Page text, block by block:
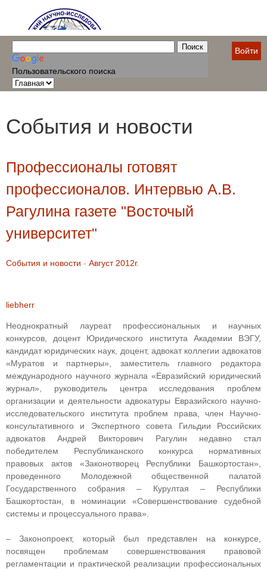
Пользовательского поиска
Войти
События и новости
Профессионалы готовят
профессионалов. Интервью А.В.
Рагулина газете "Восточый
университет"
События и новости - Август 2012г.
liebherr
Неоднократный лауреат профессиональных и научных
конкурсов, доцент Юридического института Академии ВЭГУ,
кандидат юридических наук, доцент, адвокат коллегии адвокатов
«Муратов и партнеры», заместитель главного редактора
международного научного журнала «Евразийский юридический
журнал», руководитель центра исследования проблем
организации и деятельности адвокатуры Евразийского научно-
исследовательского института проблем права, член Научно-
консультативного и Экспертного совета Гильдии Российских
адвокатов Андрей Викторович Рагулин недавно стал
победителем Республиканского конкурса нормативных
правовых актов «Законотворец Республики Башкортостан»,
проведенного Молодежной общественной палатой
Государственного собрания – Курултая – Республики
Башкортостан, в номинации «Совершенствование судебной
системы и процессуального права».
– Законопроект, который был представлен на конкурсе,
посвящен проблемам совершенствования правовой
регламентации и практической реализации профессиональных